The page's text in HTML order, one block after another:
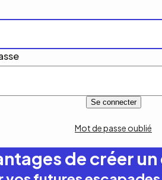
Mot de passe oublié
de créer